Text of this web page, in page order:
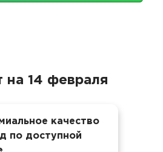
на 14 февраля
качество
по доступной